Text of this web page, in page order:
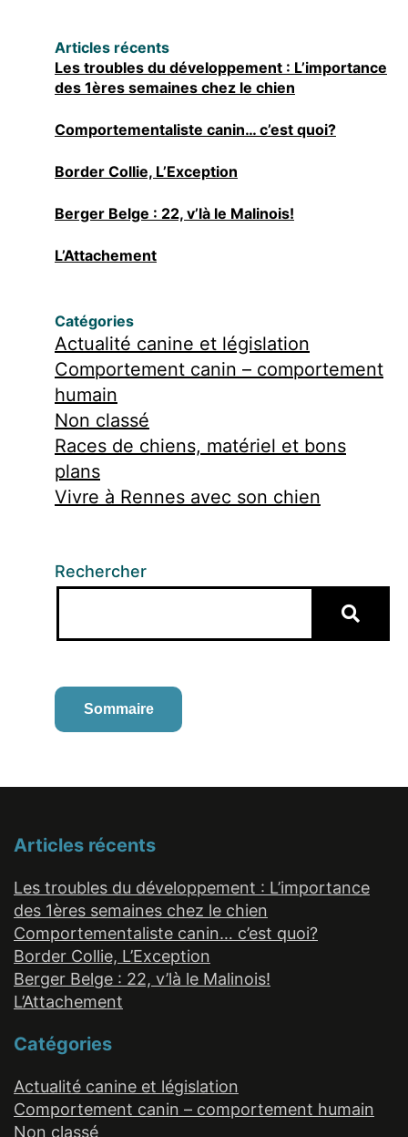
Articles récents
Les troubles du développement : L’importance
des 1ères semaines chez le chien
Comportementaliste canin… c’est quoi?
Border Collie, L’Exception
Berger Belge : 22, v’là le Malinois!
L’Attachement
Catégories
Actualité canine et législation
Comportement canin – comportement
humain
Non classé
Races de chiens, matériel et bons
plans
Vivre à Rennes avec son chien
Rechercher
Sommaire
Articles récents
Les troubles du développement : L’importance
des 1ères semaines chez le chien
Comportementaliste canin… c’est quoi?
Border Collie, L’Exception
Berger Belge : 22, v’là le Malinois!
L’Attachement
Catégories
Actualité canine et législation
Comportement canin – comportement humain
Non classé